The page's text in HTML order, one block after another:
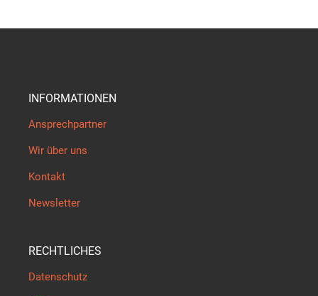
INFORMATIONEN
Ansprechpartner
Wir über uns
Kontakt
Newsletter
RECHTLICHES
Datenschutz